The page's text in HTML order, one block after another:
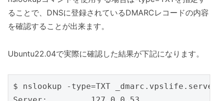
ることで、DNSに登録されているDMARCレコードの内容
を確認することが出来ます。
Ubuntu22.04で実際に確認した結果が下記になります。
$ nslookup -type=TXT